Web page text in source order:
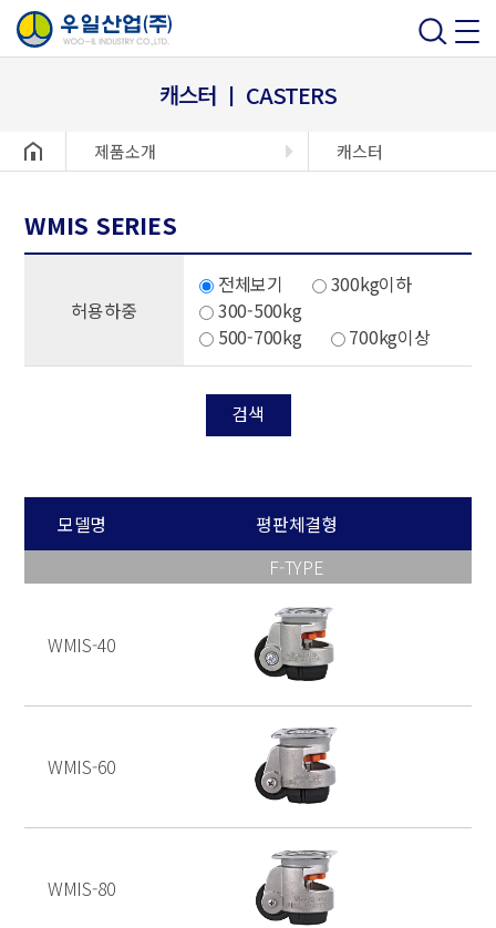
캐스터 ㅣ CASTERS
헤더설정 제품소개 캐스터
WMIS SERIES
허용하중
전체보기
300kg이하
300-500kg
500-700kg
700kg이상
검색
모델명
평판체결형
F-TYPE
WMIS-40
WMIS-60
WMIS-80